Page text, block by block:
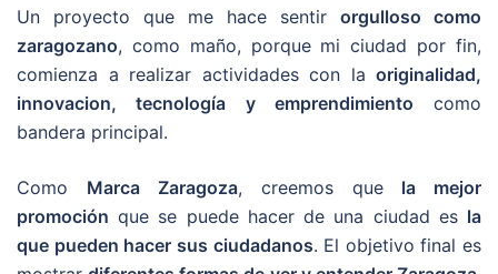
Un proyecto que me hace sentir orgulloso como
zaragozano, como maño, porque mi ciudad por fin,
comienza a realizar actividades con la originalidad,
innovacion, tecnología y emprendimiento como
bandera principal.
Como Marca Zaragoza, creemos que la mejor
promoción que se puede hacer de una ciudad es la
que pueden hacer sus ciudadanos. El objetivo final es